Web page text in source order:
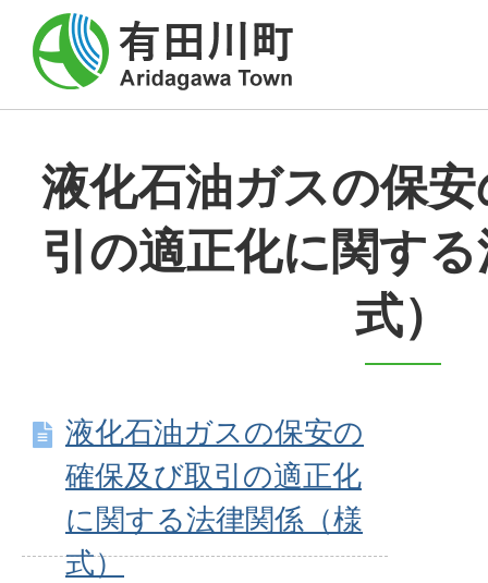
液化石油ガスの保
引の適正化に関す
式）
液化石油ガスの保安の
確保及び取引の適正化
に関する法律関係（様
式）